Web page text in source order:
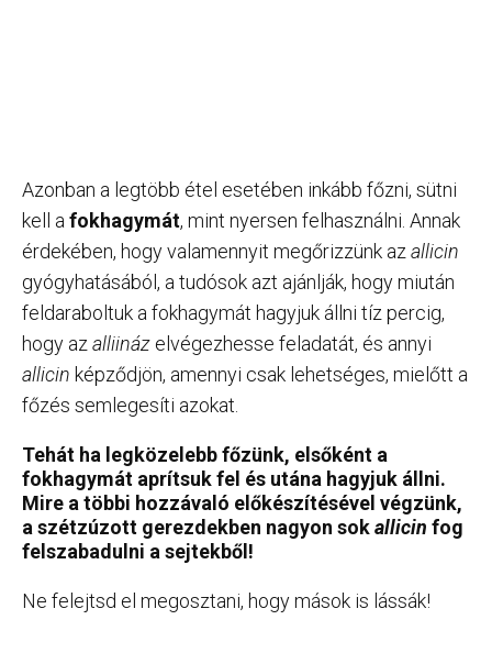
Azonban a legtöbb étel esetében inkább főzni, sütni
kell afokhagymát, mint nyersen felhasználni. Annak
érdekében, hogy valamennyit megőrizzünk azallicin
gyógyhatásából, a tudósok azt ajánlják, hogy miután
feldaraboltuk a fokhagymát hagyjuk állni tíz percig,
hogy azalliináz elvégezhesse feladatát, és annyi
allicin képződjön, amennyi csak lehetséges, mielőtt a
főzés semlegesíti azokat.
Tehát ha legközelebb főzünk, elsőként a
fokhagymát aprítsuk fel és utána hagyjuk állni.
Mire a többi hozzávaló előkészítésével végzünk,
a szétzúzott gerezdekben nagyon sokallicin fog
felszabadulni a sejtekből!
Ne felejtsd el megosztani, hogy mások is lássák!